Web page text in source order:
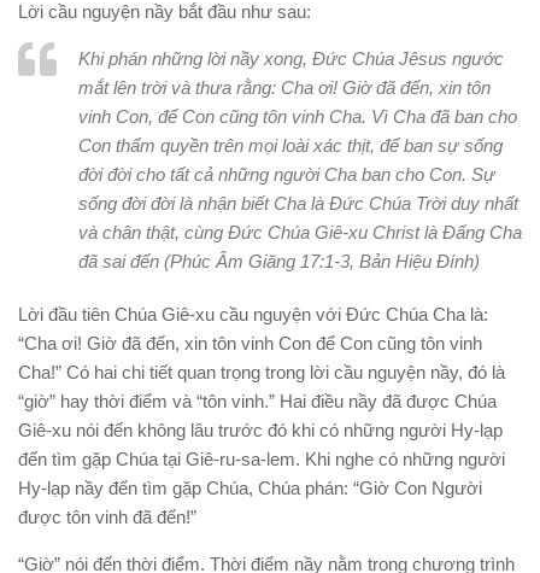
Lời cầu nguyện nầy bắt đầu như sau:
Khi phán những lời nầy xong, Đức Chúa Jêsus ngước
mắt lên trời và thưa rằng: Cha ơi! Giờ đã đến, xin tôn
vinh Con, để Con cũng tôn vinh Cha. Vì Cha đã ban cho
Con thẩm quyền trên mọi loài xác thịt, để ban sự sống
đời đời cho tất cả những người Cha ban cho Con. Sự
sống đời đời là nhận biết Cha là Đức Chúa Trời duy nhất
và chân thật, cùng Đức Chúa Giê-xu Christ là Đấng Cha
đã sai đến (Phúc Âm Giăng 17:1-3, Bản Hiệu Đính)
Lời đầu tiên Chúa Giê-xu cầu nguyện với Đức Chúa Cha là:
“Cha ơi! Giờ đã đến, xin tôn vinh Con để Con cũng tôn vinh
Cha!” Có hai chi tiết quan trọng trong lời cầu nguyện nầy, đó là
“giờ” hay thời điểm và “tôn vinh.” Hai điều nầy đã được Chúa
Giê-xu nói đến không lâu trước đó khi có những người Hy-lạp
đến tìm gặp Chúa tại Giê-ru-sa-lem. Khi nghe có những người
Hy-lạp nầy đến tìm gặp Chúa, Chúa phán: “Giờ Con Người
được tôn vinh đã đến!”
“Giờ” nói đến thời điểm. Thời điểm nầy nằm trong chương trình